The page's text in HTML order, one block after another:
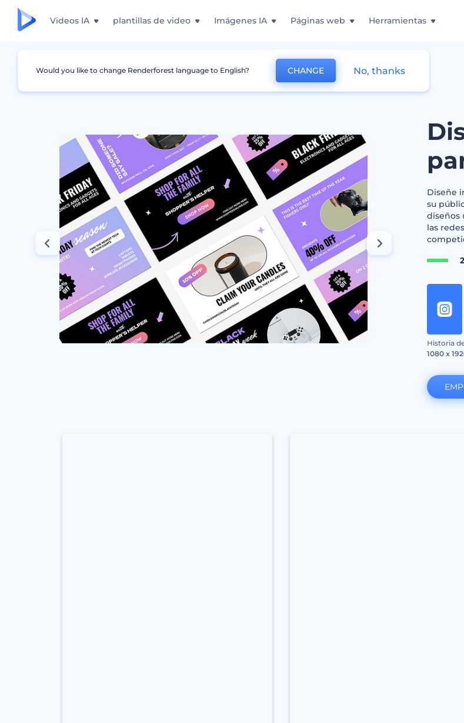
Videos IA plantillas de video Imágenes IA Páginas web Herramientas
Gráficos Historia de Instagram Diseños de Descuentos para el Black Friday
Diseñe
su
diseños
las
Historia
1080 x
Would you like to change Renderforest language to English? CHANGE No, thanks